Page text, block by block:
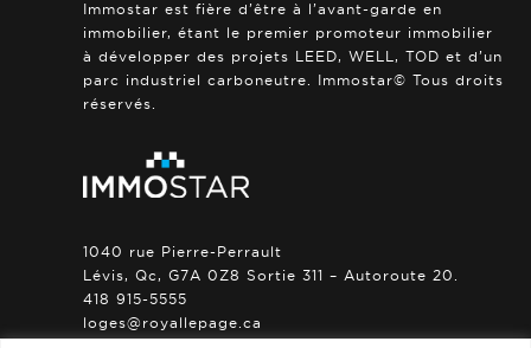
Immostar est fière d’être à l’avant-garde en
immobilier, étant le premier promoteur immobilier
à développer des projets LEED, WELL, TOD et d’un
parc industriel carboneutre. Immostar© Tous droits
réservés.
1040 rue Pierre-Perrault
Lévis, Qc, G7A 0Z8 Sortie 311 – Autoroute 20.
418 915-5555
loges@royallepage.ca